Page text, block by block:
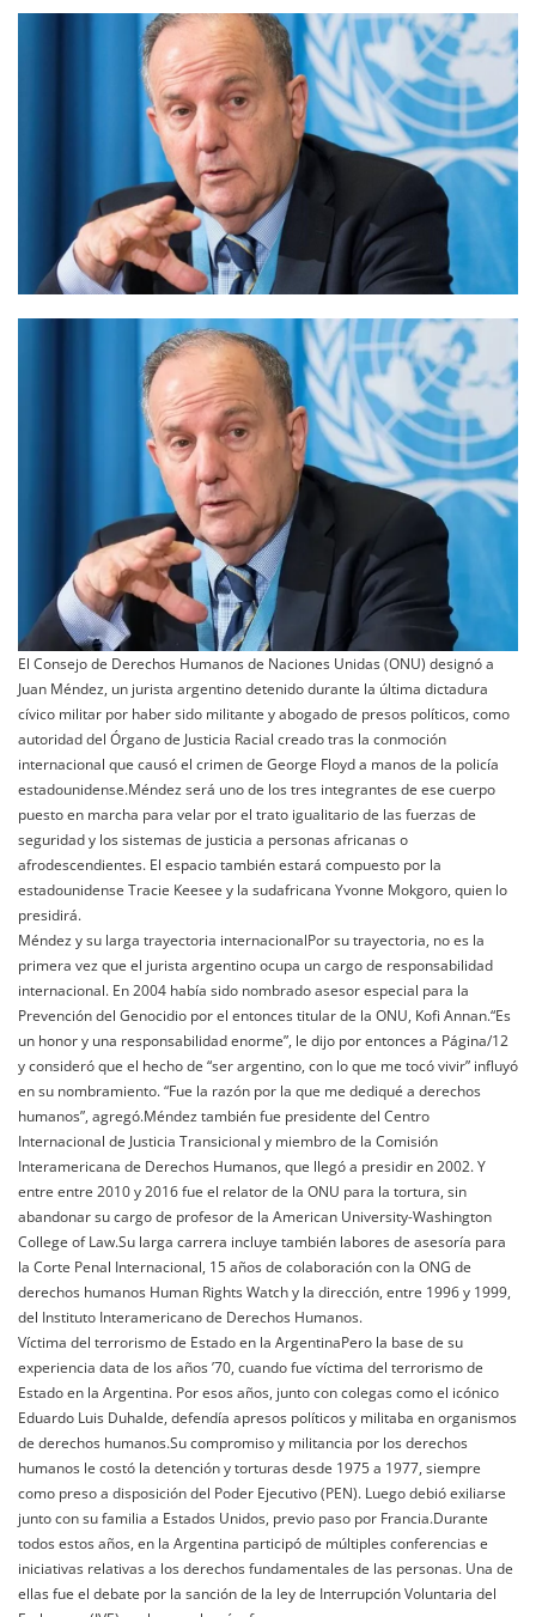
El Consejo de Derechos Humanos de Naciones Unidas (ONU) designó a
Juan Méndez, un jurista argentino detenido durante la última dictadura
cívico militar por haber sido militante y abogado de presos políticos, como
autoridad del Órgano de Justicia Racial creado tras la conmoción
internacional que causó el crimen de George Floyd a manos de la policía
estadounidense.Méndez será uno de los tres integrantes de ese cuerpo
puesto en marcha para velar por el trato igualitario de las fuerzas de
seguridad y los sistemas de justicia a personas africanas o
afrodescendientes. El espacio también estará compuesto por la
estadounidense Tracie Keesee y la sudafricana Yvonne Mokgoro, quien lo
presidirá.
Méndez y su larga trayectoria internacionalPor su trayectoria, no es la
primera vez que el jurista argentino ocupa un cargo de responsabilidad
internacional. En 2004 había sido nombrado asesor especial para la
Prevención del Genocidio por el entonces titular de la ONU, Kofi Annan.“Es
un honor y una responsabilidad enorme”, le dijo por entonces a Página/12
y consideró que el hecho de “ser argentino, con lo que me tocó vivir” influyó
en su nombramiento. “Fue la razón por la que me dediqué a derechos
humanos”, agregó.Méndez también fue presidente del Centro
Internacional de Justicia Transicional y miembro de la Comisión
Interamericana de Derechos Humanos, que llegó a presidir en 2002. Y
entre entre 2010 y 2016 fue el relator de la ONU para la tortura, sin
abandonar su cargo de profesor de la American University-Washington
College of Law.Su larga carrera incluye también labores de asesoría para
la Corte Penal Internacional, 15 años de colaboración con la ONG de
derechos humanos Human Rights Watch y la dirección, entre 1996 y 1999,
del Instituto Interamericano de Derechos Humanos.
Víctima del terrorismo de Estado en la ArgentinaPero la base de su
experiencia data de los años ’70, cuando fue víctima del terrorismo de
Estado en la Argentina. Por esos años, junto con colegas como el icónico
Eduardo Luis Duhalde, defendía apresos políticos y militaba en organismos
de derechos humanos.Su compromiso y militancia por los derechos
humanos le costó la detención y torturas desde 1975 a 1977, siempre
como preso a disposición del Poder Ejecutivo (PEN). Luego debió exiliarse
junto con su familia a Estados Unidos, previo paso por Francia.Durante
todos estos años, en la Argentina participó de múltiples conferencias e
iniciativas relativas a los derechos fundamentales de las personas. Una de
ellas fue el debate por la sanción de la ley de Interrupción Voluntaria del